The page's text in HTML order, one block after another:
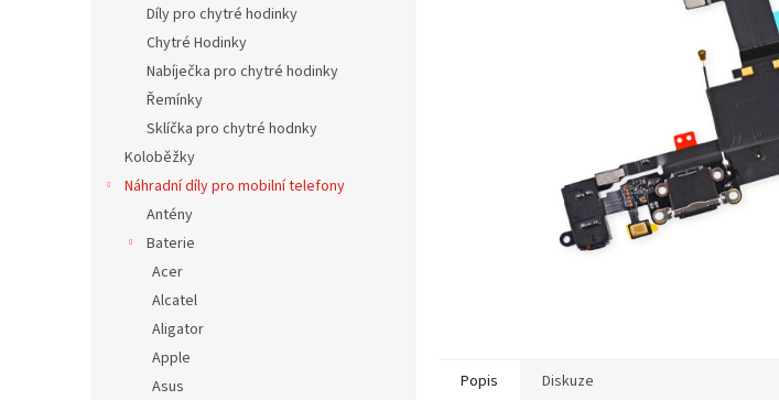
Díly pro chytré hodinky
Chytré Hodinky
Nabíječka pro chytré hodinky
Řemínky
Sklíčka pro chytré hodnky
Koloběžky
Náhradní díly pro mobilní telefony
Antény
Baterie
Acer
Alcatel
Aligator
Apple
Asus
Popis Diskuze